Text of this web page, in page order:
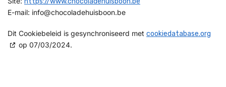
E-mail: info@chocoladehuisboon.be
Dit Cookiebeleid is gesynchroniseerd met cookiedatabase.org
op 07/03/2024.